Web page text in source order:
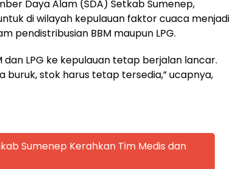
Daya Alam (SDA) Setkab Sumenep,
di wilayah kepulauan faktor cuaca menjadi
pendistribusian BBM maupun LPG.
dan LPG ke kepulauan tetap berjalan lancar.
buruk, stok harus tetap tersedia,” ucapnya,
Sumenep Kerahkan Tim Medis dan